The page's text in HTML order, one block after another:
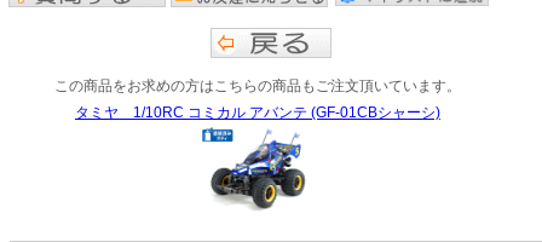
この商品をお求めの方はこちらの商品もご注文頂いています。
タミヤ 1/10RC コミカル アバンテ (GF-01CBシャーシ)